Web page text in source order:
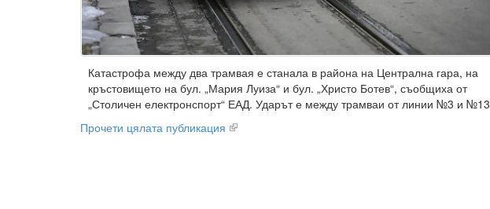
Катастрофа между два трамвая е станала в района на Централна гара, на
кръстовището на бул. „Мария Луиза“ и бул. „Христо Ботев“, съобщиха от
„Столичен електронспорт“ ЕАД. Ударът е между трамваи от линии №3 и №13
Прочети цялата публикация